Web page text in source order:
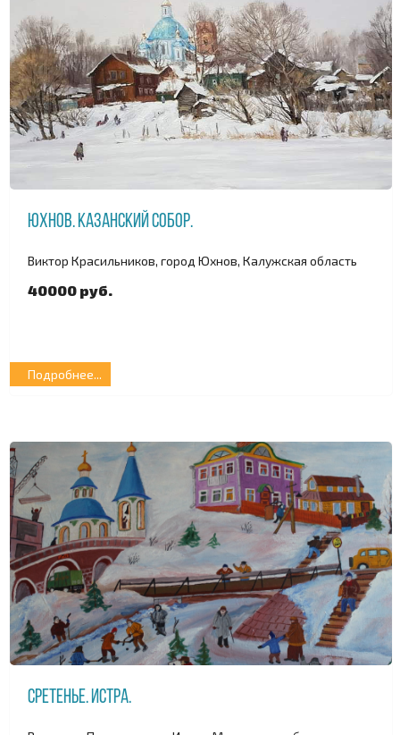
Юхнов. Казанский собор.
Виктор Красильников, город Юхнов, Калужская область
40000 руб.
Подробнее...
Сретенье. Истра.